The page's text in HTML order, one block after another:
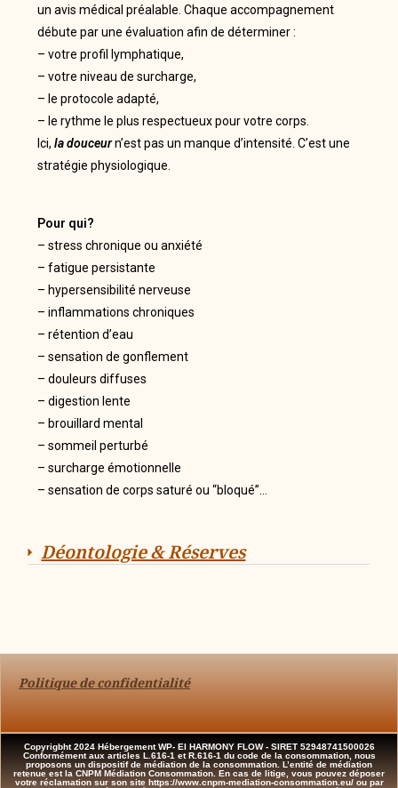
un avis médical préalable. Chaque accompagnement
débute par une évaluation afin de déterminer :
– votre profil lymphatique,
– votre niveau de surcharge,
– le protocole adapté,
– le rythme le plus respectueux pour votre corps.
Ici,la douceurn’est pas un manque d’intensité. C’est une
stratégie physiologique.
Pour qui?
– stress chronique ou anxiété
– fatigue persistante
– hypersensibilité nerveuse
– inflammations chroniques
– rétention d’eau
– sensation de gonflement
– douleurs diffuses
– digestion lente
– brouillard mental
– sommeil perturbé
– surcharge émotionnelle
– sensation de corps saturé ou “bloqué”…
Déontologie & Réserves
Politique de confidentialité
Copyrigbht 2024 Hébergement WP- EI HARMONY FLOW - SIRET 52948741500026
Conformément aux articles L.616-1 et R.616-1 du code de la consommation, nous
proposons un dispositif de médiation de la consommation. L’entité de médiation
retenue est la CNPM Médiation Consommation. En cas de litige, vous pouvez déposer
votre réclamation sur son site https://www.cnpm-mediation-consommation.eu/ ou par